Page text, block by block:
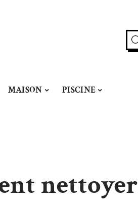
MAISON PISCINE
nettoyer